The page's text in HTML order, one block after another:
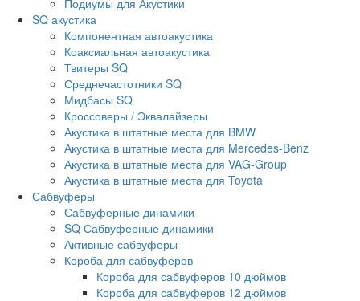
SQ акустика
Компонентная автоакустика
Коаксиальная автоакустика
Твитеры SQ
Среднечастотники SQ
Мидбасы SQ
Кроссоверы / Эквалайзеры
Акустика в штатные места для BMW
Акустика в штатные места для Mercedes-Benz
Акустика в штатные места для VAG-Group
Акустика в штатные места для Toyota
Сабвуферы
Сабвуферные динамики
SQ Сабвуферные динамики
Активные сабвуферы
Короба для сабвуферов
Короба для сабвуферов 10 дюймов
Короба для сабвуферов 12 дюймов